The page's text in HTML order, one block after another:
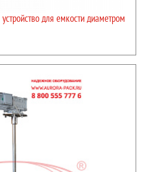
для емкости диаметром